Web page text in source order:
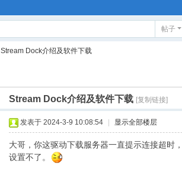
帖子
Stream Dock介绍及软件下载
Stream Dock介绍及软件下载 [复制链接]
发表于 2024-3-9 10:08:54 显示全部楼层
大哥，你这驱动下载服务器一直提示连接超时
设置不了。